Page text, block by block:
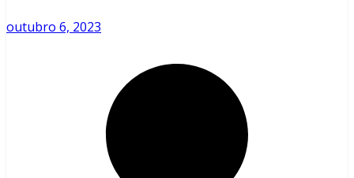
outubro 6, 2023